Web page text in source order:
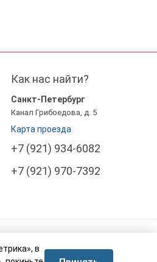
Как нас найти?
Санкт-Петербург
Канал Грибоедова, д. 5
Карта проезда
+7 (921) 934-6082
+7 (921) 970-7392
в